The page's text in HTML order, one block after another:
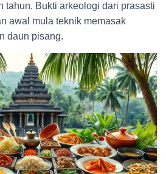
tahun. Bukti arkeologi dari prasasti
awal mula teknik memasak
daun pisang.